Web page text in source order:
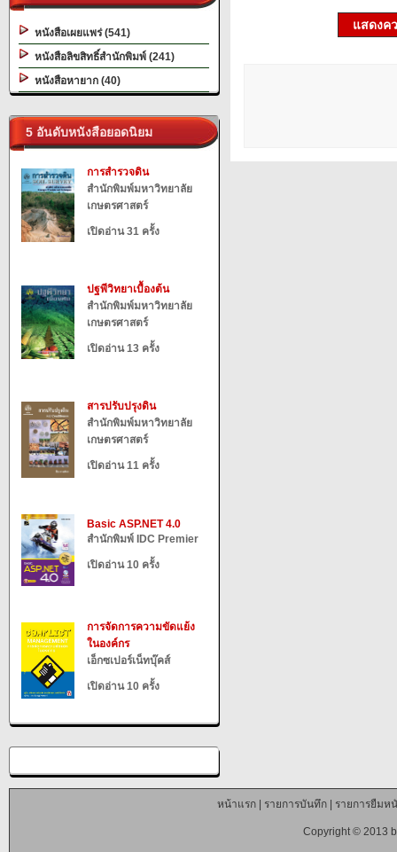
หนังสือเผยแพร่ (541)
หนังสือลิขสิทธิ์สำนักพิมพ์ (241)
หนังสือหายาก (40)
5 อันดับหนังสือยอดนิยม
การสำรวจดิน
สำนักพิมพ์มหาวิทยาลัย
เกษตรศาสตร์
เปิดอ่าน 31 ครั้ง
ปฐพีวิทยาเบื้องต้น
สำนักพิมพ์มหาวิทยาลัย
เกษตรศาสตร์
เปิดอ่าน 13 ครั้ง
สารปรับปรุงดิน
สำนักพิมพ์มหาวิทยาลัย
เกษตรศาสตร์
เปิดอ่าน 11 ครั้ง
Basic ASP.NET 4.0
สำนักพิมพ์ IDC Premier
เปิดอ่าน 10 ครั้ง
การจัดการความขัดแย้ง
ในองค์กร
เอ็กซเปอร์เน็ทบุ๊คส์
เปิดอ่าน 10 ครั้ง
แสดงค
หน้าแรก| รายการบันทึก| รายการยืมห
Copyright © 2013